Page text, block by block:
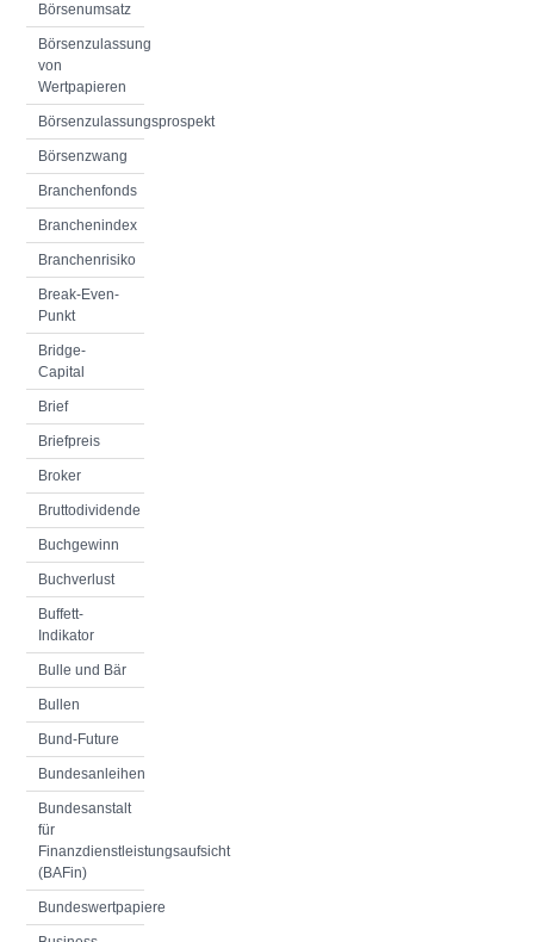
Börsenumsatz
Börsenzulassung
von
Wertpapieren
Börsenzulassungsprospekt
Börsenzwang
Branchenfonds
Branchenindex
Branchenrisiko
Break-Even-
Punkt
Bridge-
Capital
Brief
Briefpreis
Broker
Bruttodividende
Buchgewinn
Buchverlust
Buffett-
Indikator
Bulle und Bär
Bullen
Bund-Future
Bundesanleihen
Bundesanstalt
für
Finanzdienstleistungsaufsicht
(BAFin)
Bundeswertpapiere